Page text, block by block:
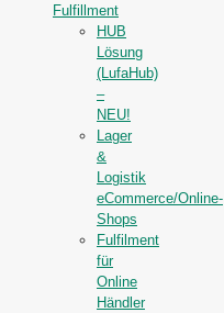
Fulfillment
HUB
Lösung
(LufaHub)
–
NEU!
Lager
&
Logistik
eCommerce/Online-
Shops
Fulfilment
für
Online
Händler